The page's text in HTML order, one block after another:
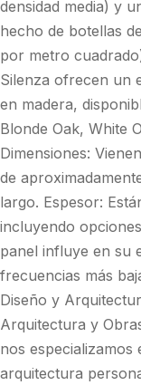
densidad media) y
hecho de botellas
por metro
Silenza ofrecen un
en madera,
Blonde Oak, White
Dimensiones:
de
largo. Espesor:
incluyendo
panel influye en su
frecuencias más
Diseño y
Arquitectura y
nos especializamos
arquitectura